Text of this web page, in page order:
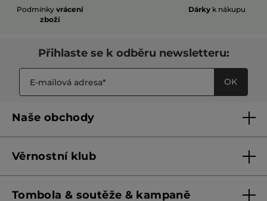
Podmínky vrácení
zboží
Dárky k nákupu
Přihlaste se k odběru newsletteru:
OK
Naše obchody
Franšízing
Věrnostní klub
Tombola & soutěže & kampaně